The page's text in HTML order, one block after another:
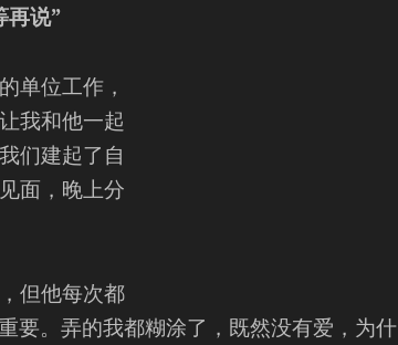
再说”
单位工作，
我和他一起
们建起了自
面，晚上分
但他每次都
要。弄的我都糊涂了，既然没有爱，为什